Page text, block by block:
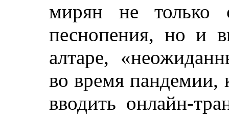
мирян не только
песнопения, но и
алтаре,
во время пандемии,
вводить онлайн-